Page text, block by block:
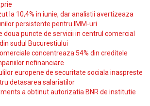
la 10,4% in iunie, dar analistii avertizeaza
persistente pentru IMM-uri
doua puncte de servicii in centrul comercial
sudul Bucurestiului
concentreaza 54% din creditele
nefinanciare
europene de securitate sociala inaspreste
detasarea salariatilor
a obtinut autorizatia BNR de institutie